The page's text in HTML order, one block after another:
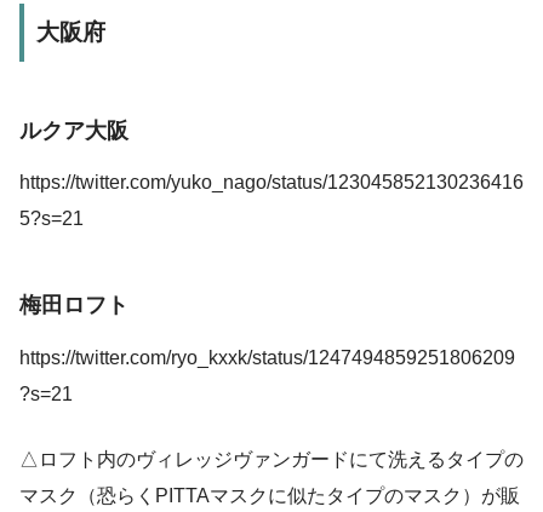
大阪府
ルクア大阪
https://twitter.com/yuko_nago/status/123045852130236416
5?s=21
梅田ロフト
https://twitter.com/ryo_kxxk/status/1247494859251806209
?s=21
△ロフト内のヴィレッジヴァンガードにて洗えるタイプの
マスク（恐らくPITTAマスクに似たタイプのマスク）が販